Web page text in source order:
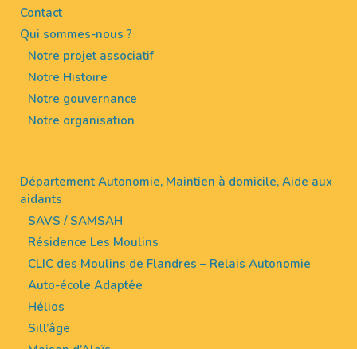
Contact
Qui sommes-nous ?
Notre projet associatif
Notre Histoire
Notre gouvernance
Notre organisation
Département Autonomie, Maintien à domicile, Aide aux
aidants
SAVS / SAMSAH
Résidence Les Moulins
CLIC des Moulins de Flandres – Relais Autonomie
Auto-école Adaptée
Hélios
Sill’âge